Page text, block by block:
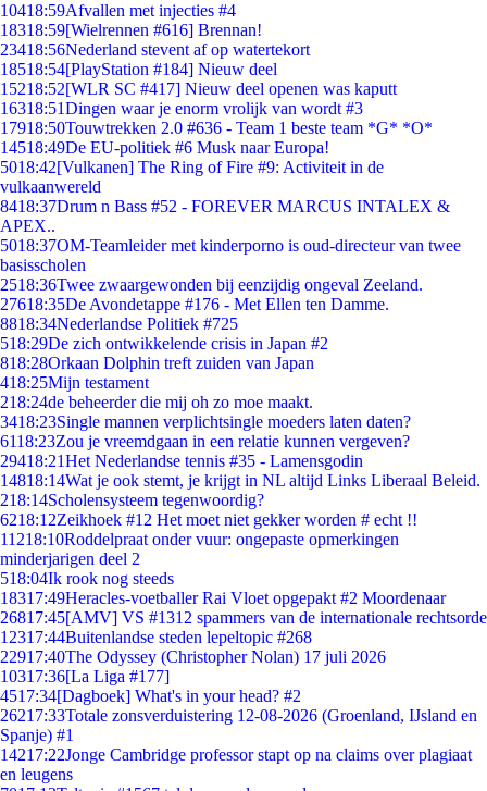
10418:59Afvallen met injecties #4
18318:59[Wielrennen #616] Brennan!
23418:56Nederland stevent af op watertekort
18518:54[PlayStation #184] Nieuw deel
15218:52[WLR SC #417] Nieuw deel openen was kaputt
16318:51Dingen waar je enorm vrolijk van wordt #3
17918:50Touwtrekken 2.0 #636 - Team 1 beste team *G* *O*
14518:49De EU-politiek #6 Musk naar Europa!
5018:42[Vulkanen] The Ring of Fire #9: Activiteit in de
vulkaanwereld
8418:37Drum n Bass #52 - FOREVER MARCUS INTALEX &
APEX..
5018:37OM-Teamleider met kinderporno is oud-directeur van twee
basisscholen
2518:36Twee zwaargewonden bij eenzijdig ongeval Zeeland.
27618:35De Avondetappe #176 - Met Ellen ten Damme.
8818:34Nederlandse Politiek #725
518:29De zich ontwikkelende crisis in Japan #2
818:28Orkaan Dolphin treft zuiden van Japan
418:25Mijn testament
218:24de beheerder die mij oh zo moe maakt.
3418:23Single mannen verplichtsingle moeders laten daten?
6118:23Zou je vreemdgaan in een relatie kunnen vergeven?
29418:21Het Nederlandse tennis #35 - Lamensgodin
14818:14Wat je ook stemt, je krijgt in NL altijd Links Liberaal Beleid.
218:14Scholensysteem tegenwoordig?
6218:12Zeikhoek #12 Het moet niet gekker worden # echt !!
11218:10Roddelpraat onder vuur: ongepaste opmerkingen
minderjarigen deel 2
518:04Ik rook nog steeds
18317:49Heracles-voetballer Rai Vloet opgepakt #2 Moordenaar
26817:45[AMV] VS #1312 spammers van de internationale rechtsorde
12317:44Buitenlandse steden lepeltopic #268
22917:40The Odyssey (Christopher Nolan) 17 juli 2026
10317:36[La Liga #177]
4517:34[Dagboek] What's in your head? #2
26217:33Totale zonsverduistering 12-08-2026 (Groenland, IJsland en
Spanje) #1
14217:22Jonge Cambridge professor stapt op na claims over plagiaat
en leugens